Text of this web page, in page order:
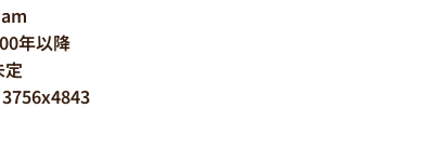
年以降